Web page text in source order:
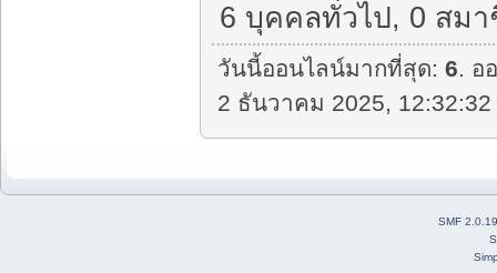
6 บุคคลทั่วไป, 0 สม
วันนี้ออนไลน์มากที่สุด:6. อ
2 ธันวาคม 2025,
SMF 2.0.19